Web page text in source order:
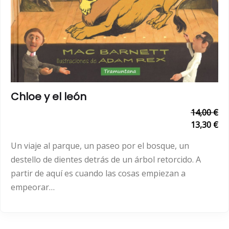
Chloe y el león
14,00 €
13,30 €
Un viaje al parque, un paseo por el bosque, un
destello de dientes detrás de un árbol retorcido. A
partir de aquí es cuando las cosas empiezan a
empeorar…